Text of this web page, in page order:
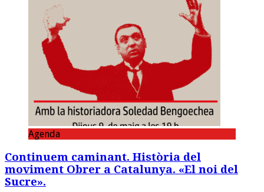
Agenda
Continuem caminant. Història del
moviment Obrer a Catalunya. «El noi del
Sucre».